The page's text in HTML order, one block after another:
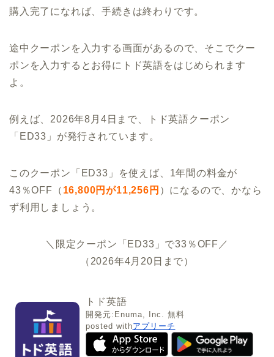
購入完了になれば、手続きは終わりです。
途中クーポンを入力する画面があるので、そこでクー
ポンを入力するとお得にトド英語をはじめられます
よ。
例えば、2026年8月4日まで、トド英語クーポン
「ED33」が発行されています。
このクーポン「ED33」を使えば、1年間の料金が
43％OFF（ 16,800円が11,256円 ）になるので、かなら
ず利用しましょう。
＼限定クーポン「ED33」で33％OFF／
（2026年4月20日まで）
トド英語
開発元: Enuma, Inc.
無料
posted withアプリーチ